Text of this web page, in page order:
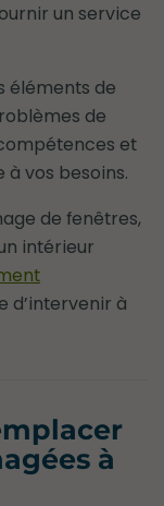
un service
éléments de
de
et
vos besoins.
de fenêtres,
intérieur
d’intervenir à
à